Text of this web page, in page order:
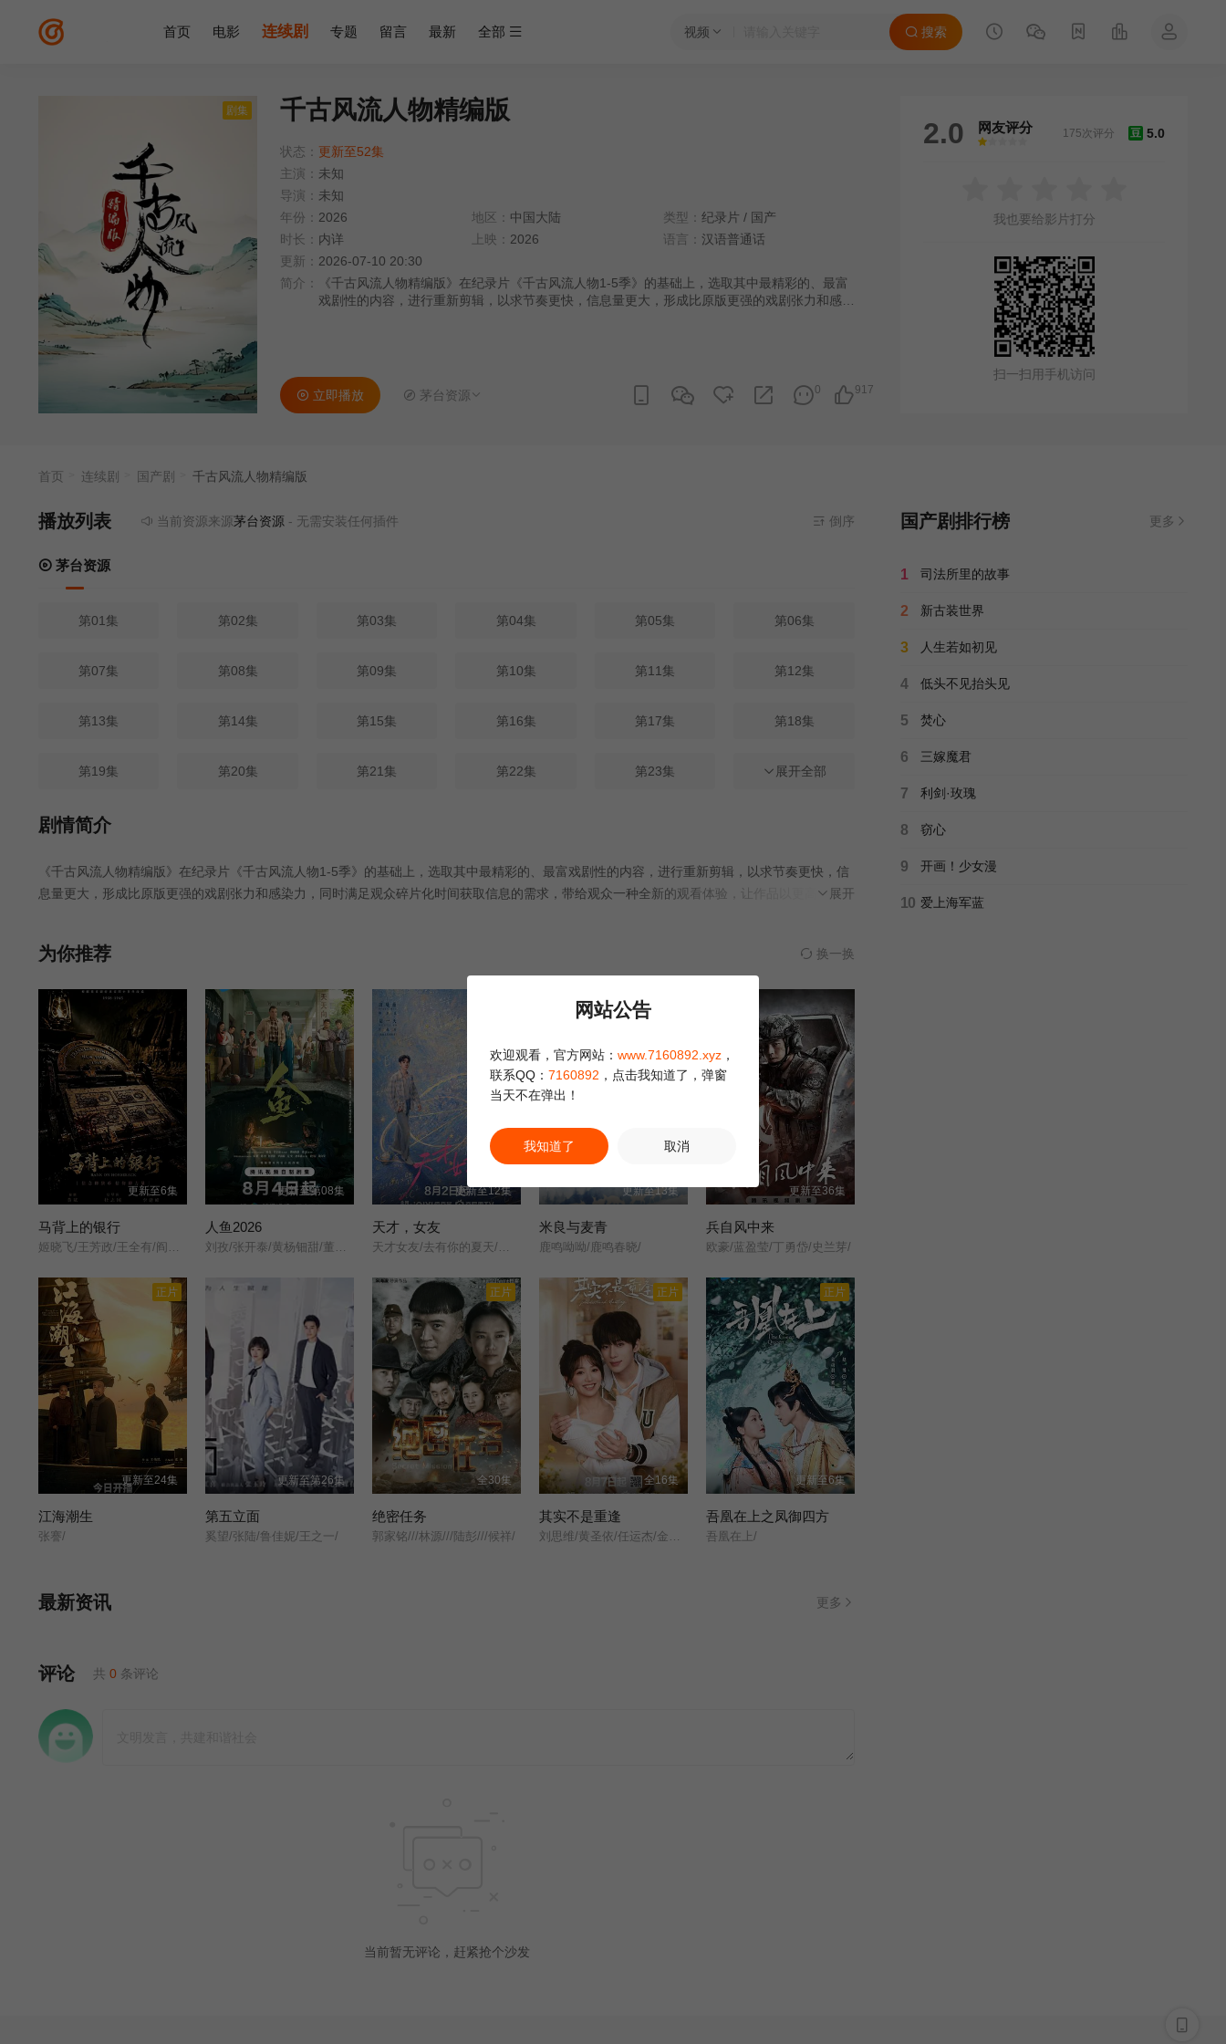
视频 搜索
首页 电影 连续剧 专题 留言 最新 全部
剧集 千古风流人物精编版​
状态： 更新至52集
主演： 未知
导演： 未知
年份： 2026 地区： 中国大陆 类型： 纪录片 / 国产
时长： 内详 上映： 2026 语言： 汉语普通话
更新： 2026-07-10 20:30
简介：
《千古风流人物精编版》在纪录片《千古风流人物1-5季》的基础上，选取其中最精彩的、最富
戏剧性的内容，进行重新剪辑，以求节奏更快，信息量更大，形成比原版更强的戏剧张力和感染
917
0
立即播放 茅台资源
2.0 网友评分
很差
较差还行推荐
力荐
豆 5.0
175次评分
我也要给影片打分
扫一扫用手机访问
首页 连续剧 国产剧 千古风流人物精编版​
播放列表 当前资源来源茅台资源- 无需安装任何插件 倒序
茅台资源
第01集 第02集 第03集 第04集 第05集 第06集
第07集 第08集 第09集 第10集 第11集 第12集
第13集 第14集 第15集 第16集 第17集 第18集
第19集 第20集 第21集 第22集 第23集 第24集
第25集
第31集 第32集 第33集 第34集 第35集 第36集
第46集 第47集 第48集 第50集 第51集
第52集
展开全部
剧情简介
《千古风流人物精编版》在纪录片《千古风流人物1-5季》的基础上，选取其中最精彩的、最富戏剧性的内容，进行重新剪辑，以求节奏更快，信
息量更大，形成比原版更强的戏剧张力和感染力，同时满足观众碎片化时间获取信息的需求，带给观众一种全新的观看体验，让作品以更高效、展开
为你推荐 换一换
更新至6集
马背上的银行
姬晓飞/王芳政/王全有/阎妮/郭烁杰/杜志国/郑卫莉/周舟/Zhou/Zhou/
更新至第08集
人鱼2026
刘孜/张开泰/黄杨钿甜/董勇/张帆/陈创/何思甜/张棪琰/罗海琼/是安/赵健/段钰/董向荣/薛佳凝/方晓东/李庆誉/张译文/
更新至12集
天才，女友
天才女友/去有你的夏天/当你耀眼时/
更新至13集
米良与麦青
鹿鸣呦呦/鹿鸣春晓/
更新至36集
兵自风中来
欧豪/蓝盈莹/丁勇岱/史兰芽/
正片
更新至24集
江海潮生
张謇/
更新至第26集
第五立面
奚望/张陆/鲁佳妮/王之一/
正片
全30集
绝密任务
郭家铭///林源///陆彭///候祥/
正片
全16集
其实不是重逢
正片
更新至6集
吾凰在上之凤御四方
吾凰在上/
最新资讯 更多
评论 共 0 条评论
当前暂无评论，赶紧抢个沙发
国产剧排行榜 更多
1 司法所里的故事
2 新古装世界
3 人生若如初见
4 低头不见抬头见
5 焚心
6 三嫁魔君
7 利剑·玫瑰
8 窃心
9 开画！少女漫
10 爱上海军蓝
网站公告
欢迎观看，官方网站： www.7160892.xyz ，
联系QQ： 7160892 ，点击我知道了，弹窗
当天不在弹出！
我知道了 取消